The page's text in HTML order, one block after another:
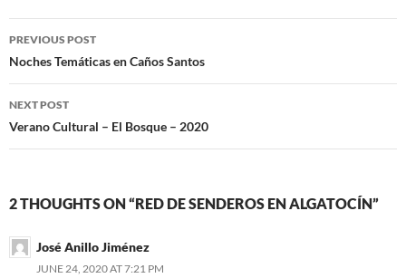
b
o
o
k
es
t
e
dI
n
a
ds
di s
p
e
Post
navigation
PREVIOUS POST
Noches Temáticas en Caños Santos
NEXT POST
Verano Cultural – El Bosque – 2020
2 THOUGHTS ON “RED DE SENDEROS EN ALGATOCÍN”
José Anillo Jiménez
JUNE 24, 2020 AT 7:21 PM